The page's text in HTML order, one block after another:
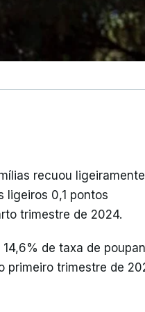
recuou
ligeiros 0,1 pontos
trimestre de 2024.
de taxa de
primeiro trimestre de